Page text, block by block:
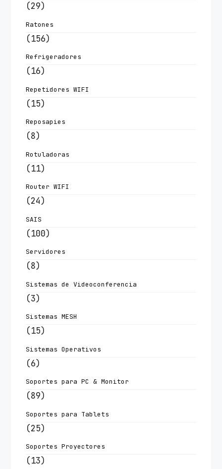
(29)
Ratones
(156)
Refrigeradores
(16)
Repetidores WIFI
(15)
Reposapies
(8)
Rotuladoras
(11)
Router WIFI
(24)
SAIS
(100)
Servidores
(8)
Sistemas de Videoconferencia
(3)
Sistemas MESH
(15)
Sistemas Operativos
(6)
Soportes para PC & Monitor
(89)
Soportes para Tablets
(25)
Soportes Proyectores
(13)